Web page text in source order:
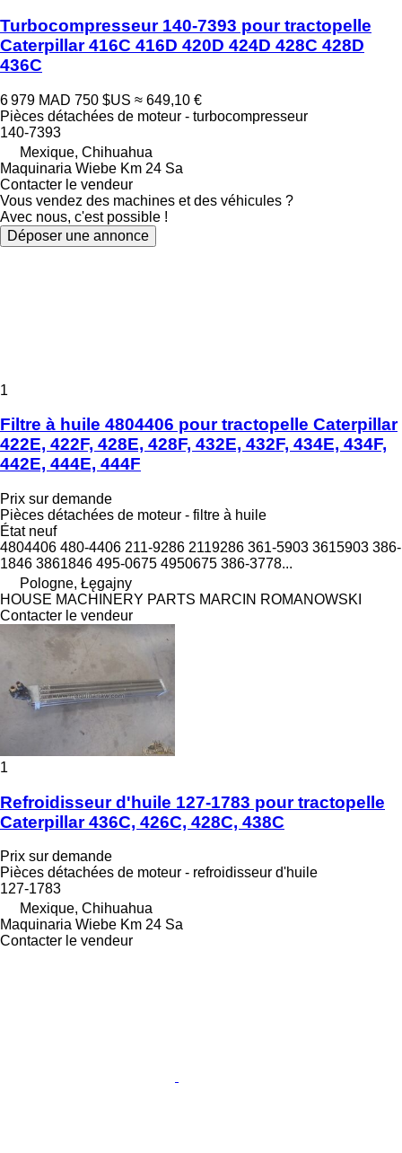
Turbocompresseur 140-7393 pour tractopelle
Caterpillar 416C 416D 420D 424D 428C 428D
436C
6 979 MAD 750 $US ≈ 649,10 €
Pièces détachées de moteur - turbocompresseur
140-7393
Mexique, Chihuahua
Maquinaria Wiebe Km 24 Sa
Contacter le vendeur
Vous vendez des machines et des véhicules ?
Avec nous, c'est possible !
Déposer une annonce
1
Filtre à huile 4804406 pour tractopelle Caterpillar
422E, 422F, 428E, 428F, 432E, 432F, 434E, 434F,
442E, 444E, 444F
Prix sur demande
Pièces détachées de moteur - filtre à huile
Étatneuf
4804406 480-4406 211-9286 2119286 361-5903 3615903 386-
1846 3861846 495-0675 4950675 386-3778...
Pologne, Łęgajny
HOUSE MACHINERY PARTS MARCIN ROMANOWSKI
Contacter le vendeur
1
Refroidisseur d'huile 127-1783 pour tractopelle
Caterpillar 436C, 426C, 428C, 438C
Prix sur demande
Pièces détachées de moteur - refroidisseur d'huile
127-1783
Mexique, Chihuahua
Maquinaria Wiebe Km 24 Sa
Contacter le vendeur